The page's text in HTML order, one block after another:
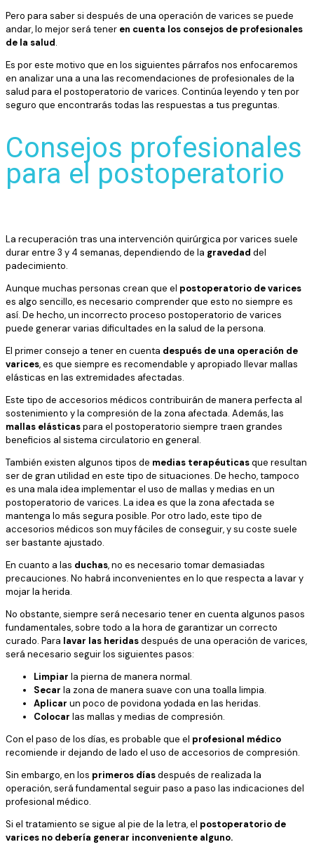
Pero para saber si después de una operación de varices se puede
andar, lo mejor será tener en cuenta los consejos de profesionales
de la salud.
Es por este motivo que en los siguientes párrafos nos enfocaremos
en analizar una a una las recomendaciones de profesionales de la
salud para el postoperatorio de varices. Continúa leyendo y ten por
seguro que encontrarás todas las respuestas a tus preguntas.
Consejos profesionales
para el postoperatorio
La recuperación tras una intervención quirúrgica por varices suele
durar entre 3 y 4 semanas, dependiendo de la gravedad del
padecimiento.
Aunque muchas personas crean que el postoperatorio de varices
es algo sencillo, es necesario comprender que esto no siempre es
así. De hecho, un incorrecto proceso postoperatorio de varices
puede generar varias dificultades en la salud de la persona.
El primer consejo a tener en cuenta después de una operación de
varices, es que siempre es recomendable y apropiado llevar mallas
elásticas en las extremidades afectadas.
Este tipo de accesorios médicos contribuirán de manera perfecta al
sostenimiento y la compresión de la zona afectada. Además, las
mallas elásticaspara el postoperatorio siempre traen grandes
beneficios al sistema circulatorio en general.
También existen algunos tipos de medias terapéuticasque resultan
ser de gran utilidad en este tipo de situaciones. De hecho, tampoco
es una mala idea implementar el uso de mallas y medias en un
postoperatorio de varices. La idea es que la zona afectada se
mantenga lo más segura posible. Por otro lado, este tipo de
accesorios médicos son muy fáciles de conseguir, y su coste suele
ser bastante ajustado.
En cuanto a las duchas, no es necesario tomar demasiadas
precauciones. No habrá inconvenientes en lo que respecta a lavar y
mojar la herida.
No obstante, siempre será necesario tener en cuenta algunos pasos
fundamentales, sobre todo a la hora de garantizar un correcto
curado. Para lavar las heridasdespués de una operación de varices,
será necesario seguir los siguientes pasos:
Limpiar la pierna de manera normal.
Secar la zona de manera suave con una toalla limpia.
Aplicar un poco de povidona yodada en las heridas.
Colocar las mallas y medias de compresión.
Con el paso de los días, es probable que el profesional médico
recomiende ir dejando de lado el uso de accesorios de compresión.
Sin embargo, en los primeros díasdespués de realizada la
operación, será fundamental seguir paso a paso las indicaciones del
profesional médico.
Si el tratamiento se sigue al pie de la letra, el postoperatorio de
varices no debería generar inconveniente alguno.